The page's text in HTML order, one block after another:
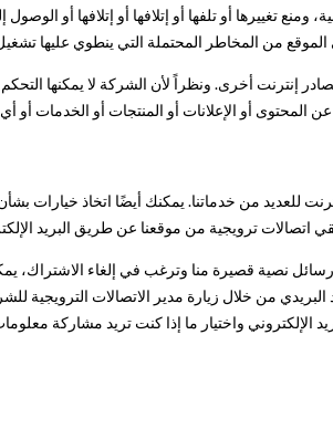
ومنع تغييرها أو تلفها أو إتلافها أو إتلافها أو
من المخاطر المحتملة التي ينطوي عليها
إنترنت أخرى. ونظراً لأن الشركة لا يمكنها
المحتوى أو الإعلانات أو المنتجات أو الخدمات
للعديد من خدماتنا. يمكنك أيضًا اتخاذ خيارات
ترويجية من موقعنا عن طريق البريد
نصية قصيرة منا وترغب في إلغاء الاشتراك،
البريدي من خلال زيارة مدير الاتصالات
الإلكتروني واختيار ما إذا كنت تريد مشاركة